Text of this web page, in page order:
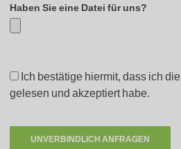
Haben Sie eine Datei für uns?
Ich bestätige hiermit, dass ich die
gelesen und akzeptiert habe.